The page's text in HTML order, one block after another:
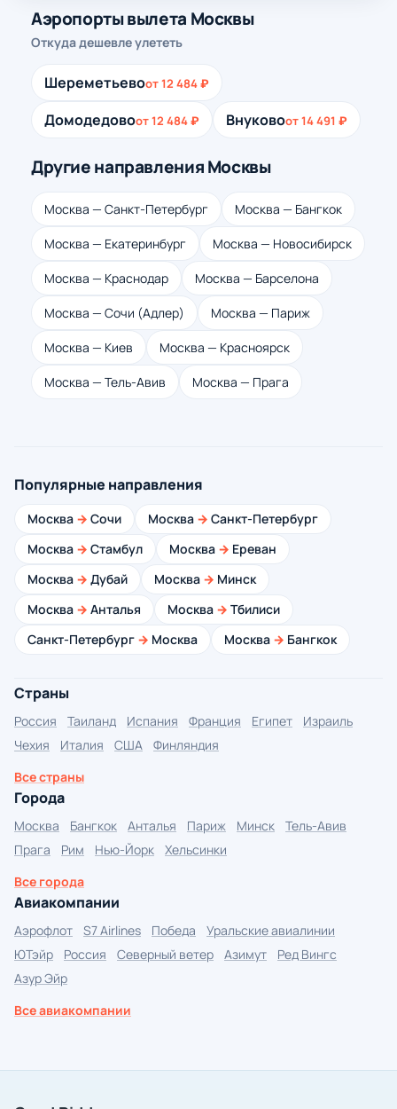
Аэропорты вылета Москвы
Откуда дешевле улететь
Шереметьевоот 12 484 ₽
Домодедовоот 12 484 ₽ Внуковоот 14 491 ₽
Другие направления Москвы
Москва — Санкт-Петербург Москва — Бангкок
Москва — Екатеринбург Москва — Новосибирск
Москва — Краснодар Москва — Барселона
Москва — Сочи (Адлер) Москва — Париж
Москва — Киев Москва — Красноярск
Москва — Тель-Авив Москва — Прага
Популярные направления
Москва → Сочи Москва → Санкт-Петербург
Москва → Стамбул Москва → Ереван
Москва → Дубай Москва → Минск
Москва → Анталья Москва → Тбилиси
Санкт-Петербург → Москва Москва → Бангкок
Страны
Россия Таиланд Испания Франция Египет
Израиль
Чехия
Италия США
Финляндия
Все страны
Города
Москва Бангкок Анталья Париж Минск
Тель-Авив
Прага
Рим Нью-Йорк
Хельсинки
Все города
Авиакомпании
Аэрофлот S7 Airlines Победа
Уральские авиалинии
ЮТэйр
Россия Северный ветер Азимут
Ред Вингс
Азур Эйр
Все авиакомпании